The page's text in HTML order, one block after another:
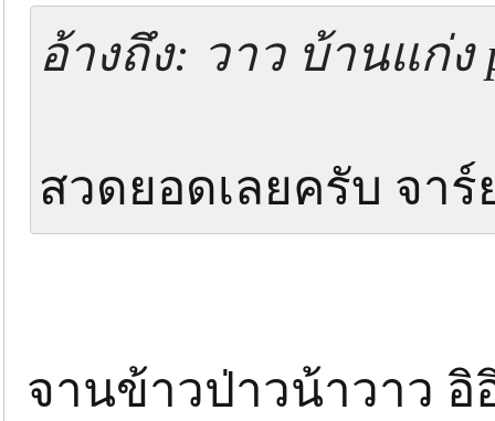
อ้างถึง: วาว บ้านแก่ง
สวดยอดเลยครับ จา
จานข้าวป่าวน้าวาว